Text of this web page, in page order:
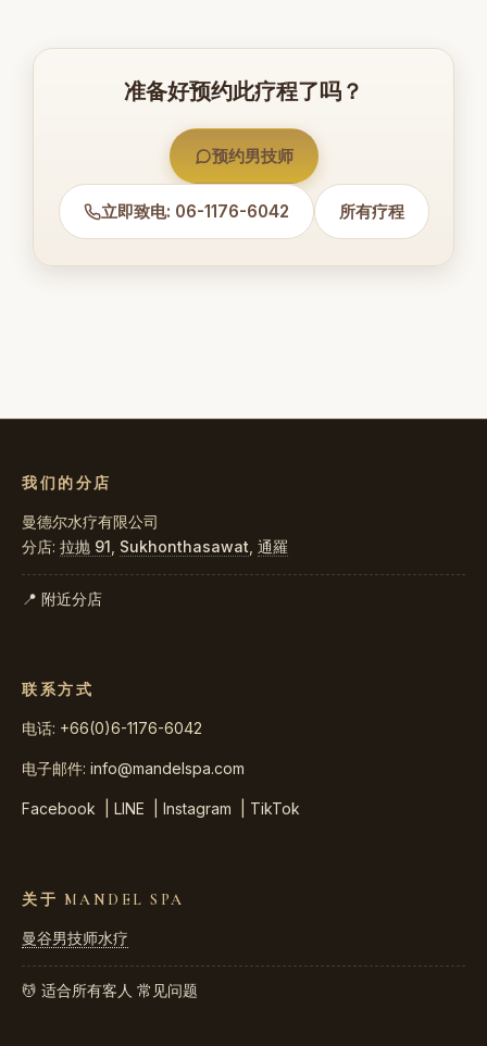
准备好预约此疗程了吗？
预约男技师
立即致电: 06-1176-6042 所有疗程
我们的分店
曼德尔水疗有限公司
分店: 拉抛 91 Sukhonthasawat 通羅
📍 附近分店
联系方式
电话: +66(0)6-1176-6042
电子邮件: info@mandelspa.com
Facebook LINE Instagram TikTok
关于 MANDEL SPA
曼谷男技师水疗
💆 适合所有客人 常见问题